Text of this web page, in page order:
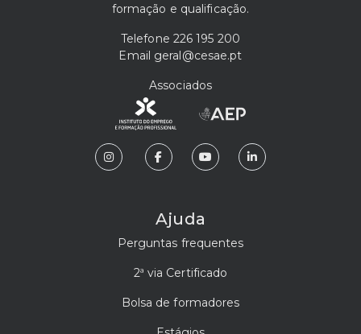
formação e qualificação.
Telefone 226 195 200
Email geral@cesae.pt
Associados
Ajuda
Perguntas frequentes
2ª via Certificado
Bolsa de formadores